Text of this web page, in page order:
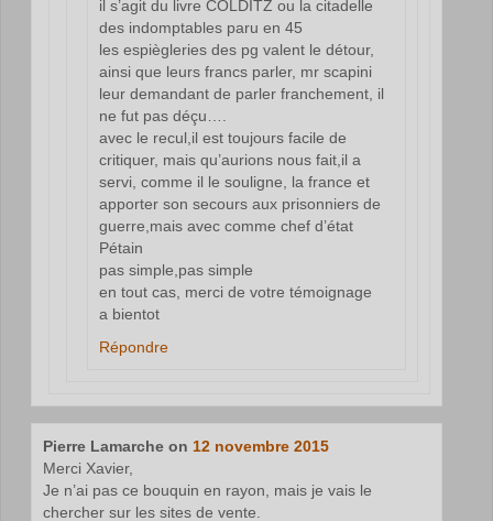
il s’agit du livre COLDITZ ou la citadelle
des indomptables paru en 45
les espiègleries des pg valent le détour,
ainsi que leurs francs parler, mr scapini
leur demandant de parler franchement, il
ne fut pas déçu….
avec le recul,il est toujours facile de
critiquer, mais qu’aurions nous fait,il a
servi, comme il le souligne, la france et
apporter son secours aux prisonniers de
guerre,mais avec comme chef d’état
Pétain
pas simple,pas simple
en tout cas, merci de votre témoignage
a bientot
Répondre
Pierre Lamarche on 12 novembre 2015
Merci Xavier,
Je n’ai pas ce bouquin en rayon, mais je vais le
chercher sur les sites de vente.